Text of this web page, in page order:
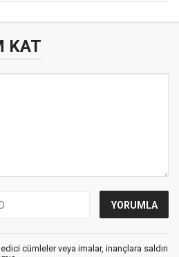
KAT
cümleler veya imalar, inançlara saldırı